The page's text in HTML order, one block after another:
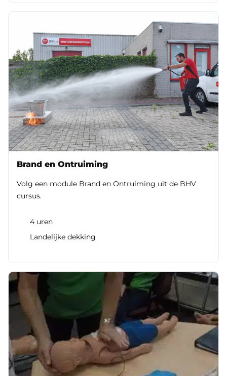
Brand en Ontruiming
Volg een module Brand en Ontruiming uit de BHV
cursus.
4 uren
Landelijke dekking